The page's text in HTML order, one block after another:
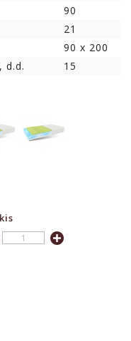
90
21
90 x 200
d.d.
15